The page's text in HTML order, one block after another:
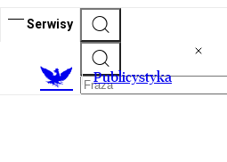
Serwisy
Publicystyka